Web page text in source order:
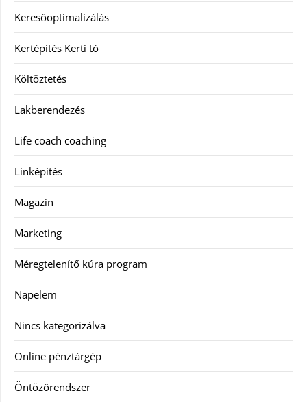
Keresőoptimalizálás
Kertépítés Kerti tó
Költöztetés
Lakberendezés
Life coach coaching
Linképítés
Magazin
Marketing
Méregtelenítő kúra program
Napelem
Nincs kategorizálva
Online pénztárgép
Öntözőrendszer